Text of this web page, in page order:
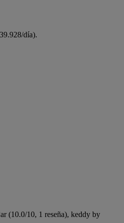
día).
(10.0/10, 1 reseña), keddy by